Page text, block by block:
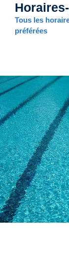
Aller
contenu
Tous les
préférées